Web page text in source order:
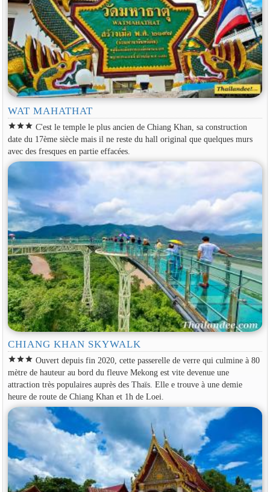
WAT MAHATHAT
starstarstar C'est le temple le plus ancien de Chiang Khan, sa construction
date du 17ème siècle mais il ne reste du hall original que quelques murs
avec des fresques en partie effacées.
CHIANG KHAN SKYWALK
starstarstar Ouvert depuis fin 2020, cette passerelle de verre qui culmine à 80
mètre de hauteur au bord du fleuve Mekong est vite devenue une
attraction très populaires auprès des Thaïs. Elle e trouve à une demie
heure de route de Chiang Khan et 1h de Loei.